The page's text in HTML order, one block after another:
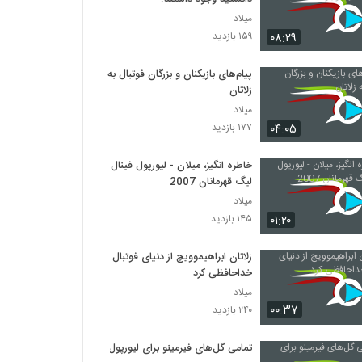
۰۸:۲۹
میلاد
۱۵۹ بازدید
۰۴:۰۵
پیام‌های بازیکنان و بزرگان فوتبال به
زلاتان
میلاد
۱۷۷ بازدید
۰۱:۲۰
خاطره انگیز، میلان - لیورپول فینال
لیگ قهرمانان 2007
میلاد
۱۴۵ بازدید
۰۰:۳۷
زلاتان ابراهیموویچ از دنیای فوتبال
خداحافظی کرد
میلاد
۲۴۰ بازدید
تمامی گل‌‎های فیرمینو برای لیورپول